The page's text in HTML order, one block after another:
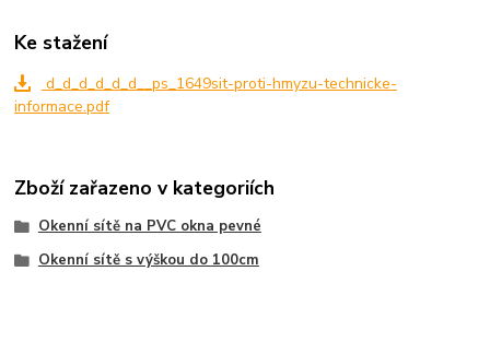
Ke stažení
d_d_d_d_d_d__ps_1649sit-proti-hmyzu-technicke-
informace.pdf
Zboží zařazeno v kategoriích
Okenní sítě na PVC okna pevné
Okenní sítě s výškou do 100cm